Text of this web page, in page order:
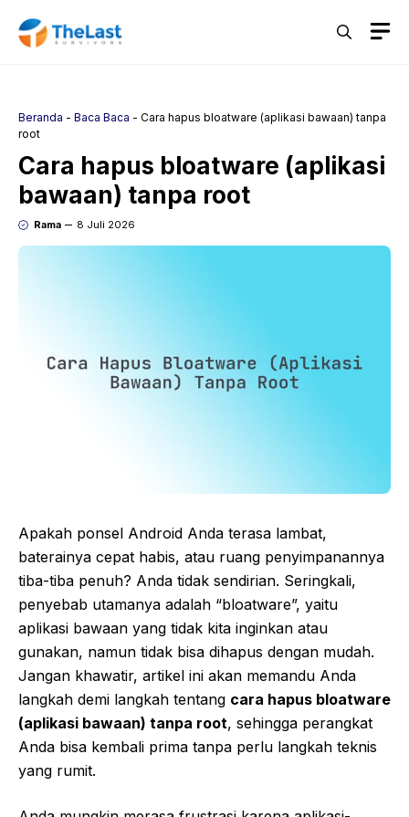
Beranda - Baca Baca - Cara hapus bloatware (aplikasi bawaan) tanpa
root
Cara hapus bloatware (aplikasi
bawaan) tanpa root
Rama 8 Juli 2026
Apakah ponsel Android Anda terasa lambat,
baterainya cepat habis, atau ruang penyimpanannya
tiba-tiba penuh? Anda tidak sendirian. Seringkali,
penyebab utamanya adalah “bloatware”, yaitu
aplikasi bawaan yang tidak kita inginkan atau
gunakan, namun tidak bisa dihapus dengan mudah.
Jangan khawatir, artikel ini akan memandu Anda
langkah demi langkah tentang cara hapus bloatware
(aplikasi bawaan) tanpa root, sehingga perangkat
Anda bisa kembali prima tanpa perlu langkah teknis
yang rumit.